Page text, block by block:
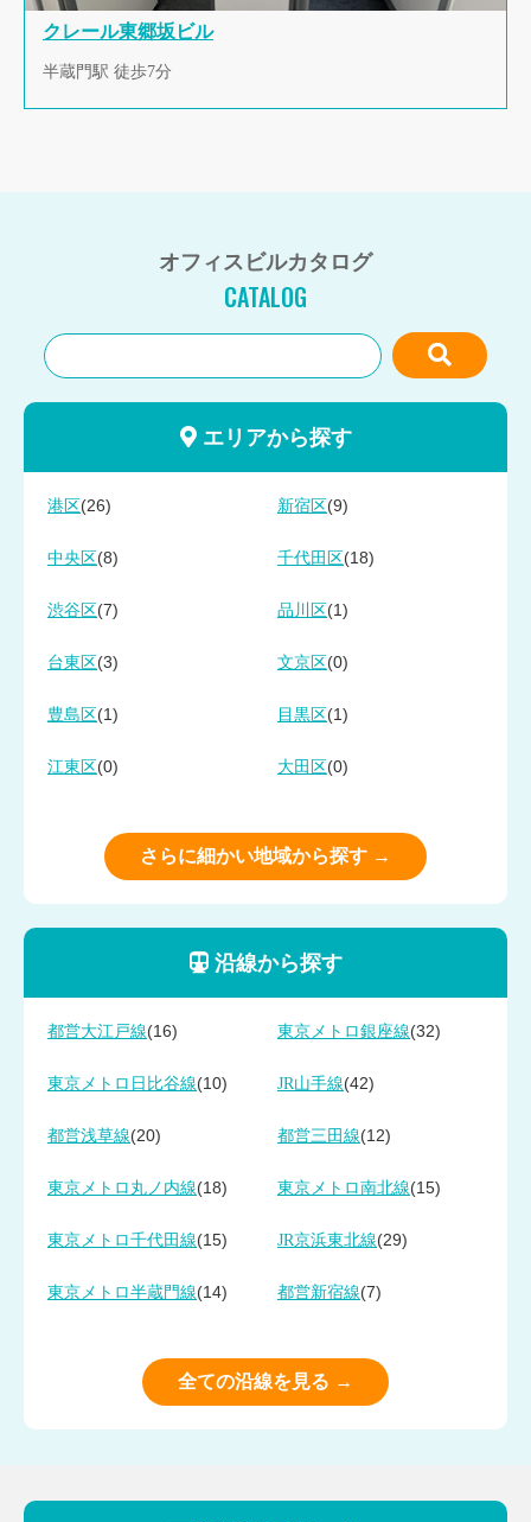
クレール東郷坂ビル
半蔵門駅 徒歩7分
オフィスビルカタログ
CATALOG
エリアから探す
港区 (26) 新宿区 (9)
中央区 (8) 千代田区 (18)
渋谷区 (7) 品川区 (1)
台東区 (3) 文京区 (0)
豊島区 (1) 目黒区 (1)
江東区 (0) 大田区 (0)
さらに細かい地域から探す →
沿線から探す
都営大江戸線(16) 東京メトロ銀座線(32)
東京メトロ日比谷線(10) JR山手線(42)
都営浅草線(20) 都営三田線(12)
東京メトロ丸ノ内線(18) 東京メトロ南北線(15)
東京メトロ千代田線(15) JR京浜東北線(29)
東京メトロ半蔵門線(14) 都営新宿線(7)
全ての沿線を見る →